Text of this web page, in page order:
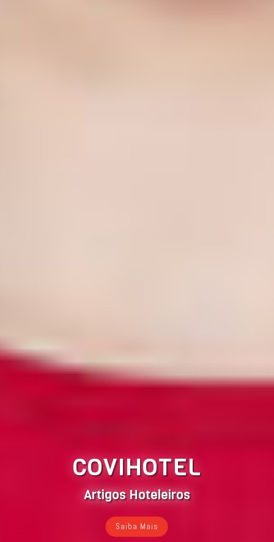
COVIHOTEL
Artigos Hoteleiros
Saiba Mais